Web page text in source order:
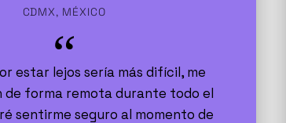
estar lejos sería más difícil, me
de forma remota durante todo el
sentirme seguro al momento de
CDMX, MÉXICO